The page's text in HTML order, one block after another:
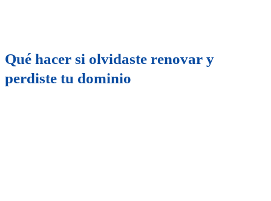
Qué hacer si olvidaste renovar y
perdiste tu dominio